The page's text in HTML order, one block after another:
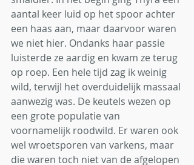
aantal keer luid op het spoor achter
een haas aan, maar daarvoor waren
we niet hier. Ondanks haar passie
luisterde ze aardig en kwam ze terug
op roep. Een hele tijd zag ik weinig
wild, terwijl het overduidelijk massaal
aanwezig was. De keutels wezen op
een grote populatie van
voornamelijk roodwild. Er waren ook
wel wroetsporen van varkens, maar
die waren toch niet van de afgelopen